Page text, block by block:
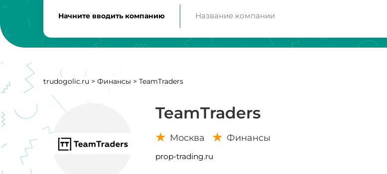
Начните вводить компанию
trudogolic.ru > Финансы > TeamTraders
TeamTraders
Москва Финансы
prop-trading.ru